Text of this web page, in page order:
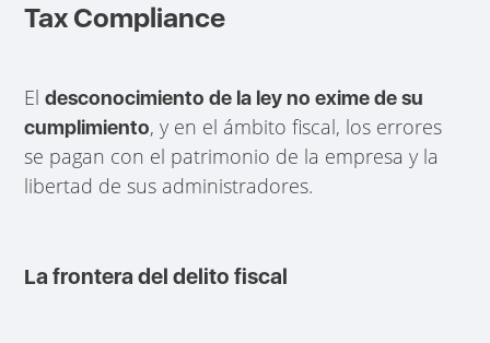
Tax Compliance
Eldesconocimiento de la ley no exime de su
cumplimiento, y en el ámbito fiscal, los errores
se pagan con el patrimonio de la empresa y la
libertad de sus administradores.
La frontera del delito fiscal